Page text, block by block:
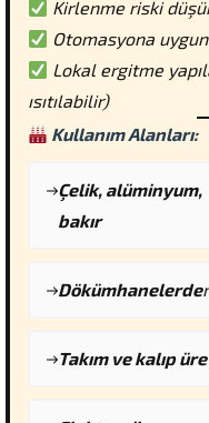
Kirlenme riski
Otomasyona
Lokal ergitme
ısıtılabilir)
Kullanım Alanları:
Çelik, alüminyum,
bakır
Dökümhanelerde
Takım ve kalıp